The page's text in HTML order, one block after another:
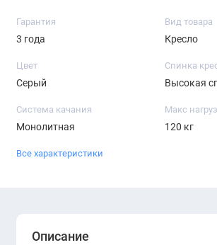
Гарантия
3 года
Вид товара
Кресло
Цвет
Серый
Спинка
Высокая
Система качания
Монолитная
Макс
120 кг
Все характеристики
Описание